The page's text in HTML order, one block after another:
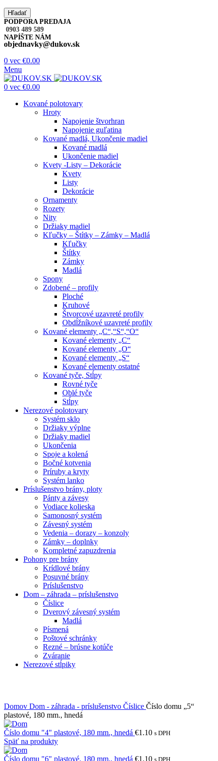
Hľadať
PODPORA PREDAJA
0903 489 589
NAPÍŠTE NÁM
objednavky@dukov.sk
0 vec €0.00
Menu
0 vec €0.00
Kované polotovary
Hroty
Napojenie štvorhran
Napojenie guľatina
Kované madlá, Ukončenie madiel
Kované madlá
Ukončenie madiel
Kvety -Listy – Dekorácie
Kvety
Listy
Dekorácie
Ornamenty
Rozety
Nity
Držiaky madiel
Kľučky – Štítky – Zámky – Madlá
Kľučky
Štítky
Zámky
Madlá
Spony
Zdobené – profily
Ploché
Kruhové
Štvorcové uzavreté profily
Obdĺžníkové uzavreté profily
Kované elementy „C“,“S“,“O“
Kované elementy „C“
Kované elementy „O“
Kované elementy „S“
Kované elementy ostatné
Kované tyče, Stĺpy
Rovné tyče
Oblé tyče
Stĺpy
Nerezové polotovary
Systém sklo
Držiaky výplne
Držiaky madiel
Ukončenia
Spoje a kolená
Bočné kotvenia
Príruby a kryty
Systém lanko
Príslušenstvo brány, ploty
Pánty a závesy
Vodiace kolieska
Samonosný systém
Závesný systém
Vedenia – dorazy – konzoly
Zámky – doplnky
Kompletné zapuzdrenia
Pohony pre brány
Krídlové brány
Posuvné brány
Príslušenstvo
Dom – záhrada – príslušenstvo
Číslice
Dverový závesný systém
Madlá
Písmená
Poštové schránky
Rezné – brúsne kotúče
Zváranie
Nerezové stĺpiky
Domov Dom - záhrada - príslušenstvo Číslice Číslo domu „5“
plastové, 180 mm., hnedá
Číslo domu "4" plastové, 180 mm., hnedá €1.10 s DPH
Späť na produkty
Číslo domu "6" plastové, 180 mm., hnedá €1.10 s DPH